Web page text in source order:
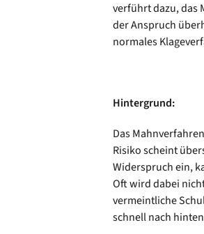
verführt dazu, das
der Anspruch
normales
Hintergrund:
Das
Risiko scheint
Widerspruch ein,
Oft wird dabei
vermeintliche
schnell nach